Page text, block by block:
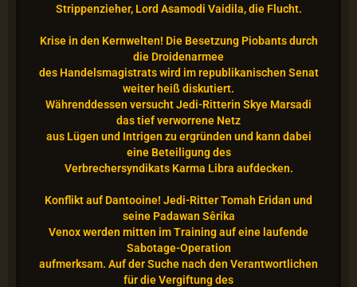
Strippenzieher, Lord Asamodi Vaidila, die Flucht.
Krise in den Kernwelten! Die Besetzung Piobants durch
die Droidenarmee
des Handelsmagistrats wird im republikanischen Senat
weiter heiß diskutiert.
Währenddessen versucht Jedi-Ritterin Skye Marsadi
das tief verworrene Netz
aus Lügen und Intrigen zu ergründen und kann dabei
eine Beteiligung des
Verbrechersyndikats Karma Libra aufdecken.
Konflikt auf Dantooine! Jedi-Ritter Tomah Eridan und
seine Padawan Sêrika
Venox werden mitten im Training auf eine laufende
Sabotage-Operation
aufmerksam. Auf der Suche nach den Verantwortlichen
für die Vergiftung des